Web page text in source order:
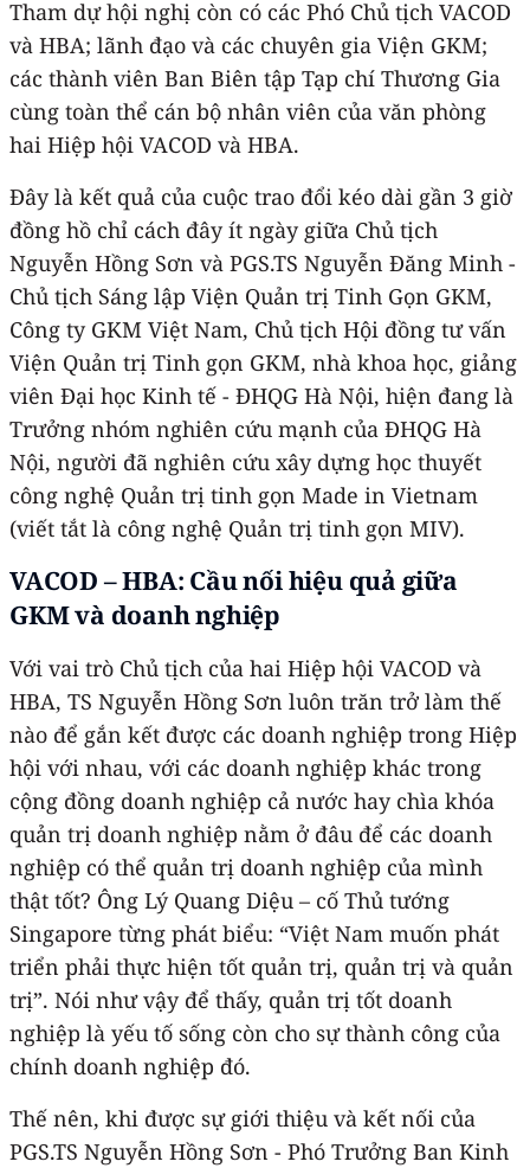
Tham dự hội nghị còn có các Phó Chủ tịch VACOD
và HBA; lãnh đạo và các chuyên gia Viện GKM;
các thành viên Ban Biên tập Tạp chí Thương Gia
cùng toàn thể cán bộ nhân viên của văn phòng
hai Hiệp hội VACOD và HBA.
Đây là kết quả của cuộc trao đổi kéo dài gần 3 giờ
đồng hồ chỉ cách đây ít ngày giữa Chủ tịch
Nguyễn Hồng Sơn và PGS.TS Nguyễn Đăng Minh -
Chủ tịch Sáng lập Viện Quản trị Tinh Gọn GKM,
Công ty GKM Việt Nam, Chủ tịch Hội đồng tư vấn
Viện Quản trị Tinh gọn GKM, nhà khoa học, giảng
viên Đại học Kinh tế - ĐHQG Hà Nội, hiện đang là
Trưởng nhóm nghiên cứu mạnh của ĐHQG Hà
Nội, người đã nghiên cứu xây dựng học thuyết
công nghệ Quản trị tinh gọn Made in Vietnam
(viết tắt là công nghệ Quản trị tinh gọn MIV).
VACOD – HBA: Cầu nối hiệu quả giữa
GKM và doanh nghiệp
Với vai trò Chủ tịch của hai Hiệp hội VACOD và
HBA, TS Nguyễn Hồng Sơn luôn trăn trở làm thế
nào để gắn kết được các doanh nghiệp trong Hiệp
hội với nhau, với các doanh nghiệp khác trong
cộng đồng doanh nghiệp cả nước hay chìa khóa
quản trị doanh nghiệp nằm ở đâu để các doanh
nghiệp có thể quản trị doanh nghiệp của mình
thật tốt? Ông Lý Quang Diệu – cố Thủ tướng
Singapore từng phát biểu: “Việt Nam muốn phát
triển phải thực hiện tốt quản trị, quản trị và quản
trị”. Nói như vậy để thấy, quản trị tốt doanh
nghiệp là yếu tố sống còn cho sự thành công của
chính doanh nghiệp đó.
Thế nên, khi được sự giới thiệu và kết nối của
PGS.TS Nguyễn Hồng Sơn - Phó Trưởng Ban Kinh